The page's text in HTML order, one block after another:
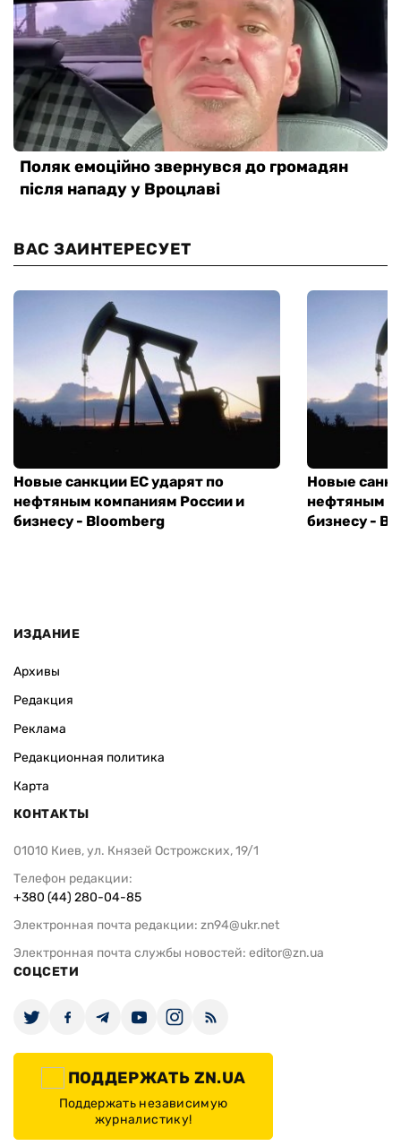
ВАС ЗАИНТЕРЕСУЕТ
Новые санкции ЕС ударят по
нефтяным компаниям России и
бизнесу - Bloomberg
Новые
нефтяным
бизнесу -
ИЗДАНИЕ
Архивы
Редакция
Реклама
Редакционная политика
Карта
КОНТАКТЫ
01010 Киев, ул. Князей Острожских, 19/1
Телефон редакции:
+380 (44) 280-04-85
Электронная почта редакции: zn94@ukr.net
Электронная почта службы новостей: editor@zn.ua
СОЦСЕТИ
ПОДДЕРЖАТЬ ZN.UA
Поддержать независимую
журналистику!